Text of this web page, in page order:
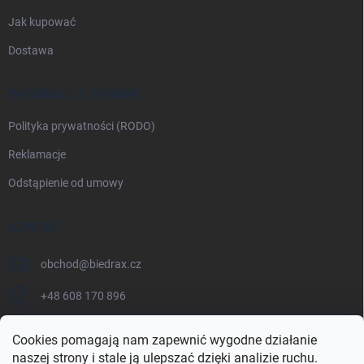
Cookies pomagają nam zapewnić wygodne działanie
naszej strony i stale ją ulepszać dzięki analizie ruchu.
Jak kupować
Dostawa
INFORMACJE PRAWNE
Polityka prywatności (RODO)
Reklamacje
Odstąpienie od umowy
KONTAKT
obchod@biedrax.cz
+48 608 170 896